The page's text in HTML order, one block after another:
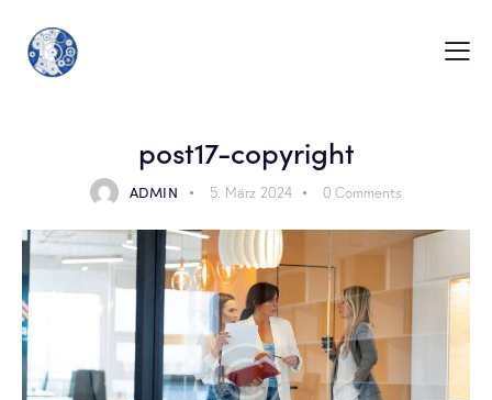
post17-copyright
ADMIN 5. März 2024 0 Comments